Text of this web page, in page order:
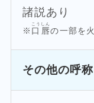
諸説あり
※ 口唇
こうしん
の一部を
その他の呼称